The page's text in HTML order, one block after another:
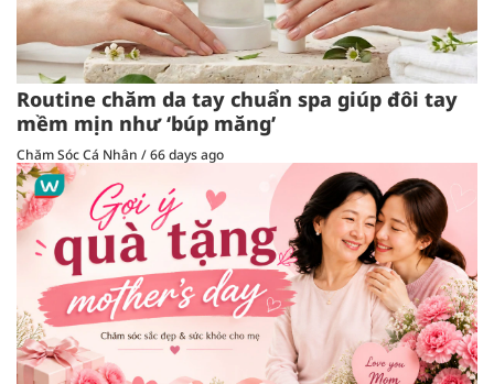
Routine chăm da tay chuẩn spa giúp đôi tay
mềm mịn như ‘búp măng’
Chăm Sóc Cá Nhân /66 days ago